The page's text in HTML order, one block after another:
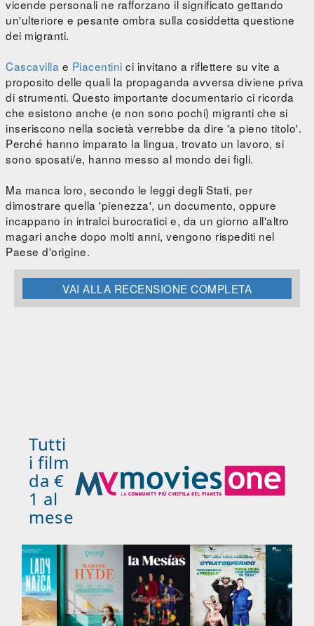
vicende personali ne rafforzano il significato gettando
un'ulteriore e pesante ombra sulla cosiddetta questione
dei migranti.
Cascavilla e Piacentini ci invitano a riflettere su vite a
proposito delle quali la propaganda avversa diviene priva
di strumenti. Questo importante documentario ci ricorda
che esistono anche (e non sono pochi) migranti che si
inseriscono nella società verrebbe da dire 'a pieno titolo'.
Perché hanno imparato la lingua, trovato un lavoro, si
sono sposati/e, hanno messo al mondo dei figli.
Ma manca loro, secondo le leggi degli Stati, per
dimostrare quella 'pienezza', un documento, oppure
incappano in intralci burocratici e, da un giorno all'altro
magari anche dopo molti anni, vengono rispediti nel
Paese d'origine.
VAI ALLA RECENSIONE COMPLETA
Tutti
i film
da €
1 al
mese